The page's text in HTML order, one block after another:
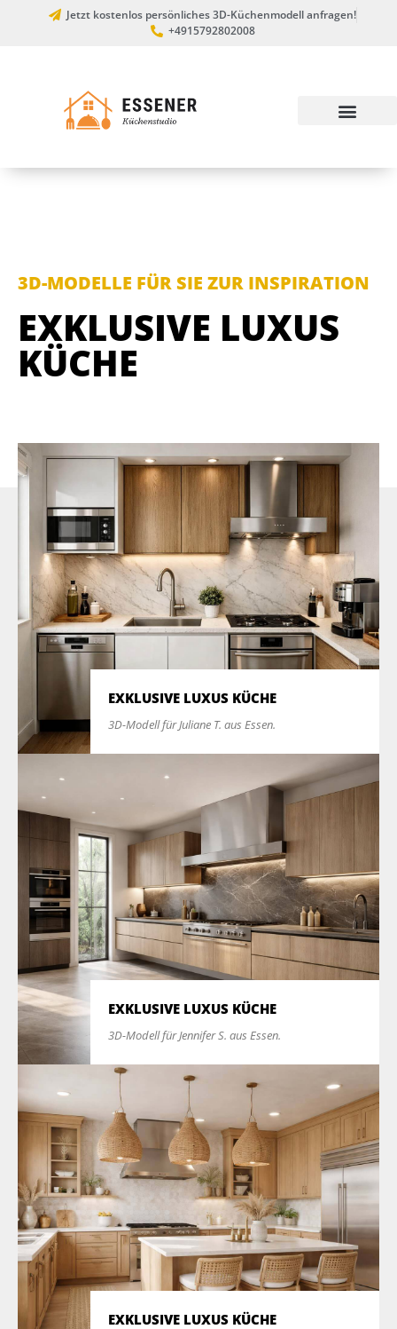
Jetzt kostenlos persönliches 3D-Küchenmodell anfragen!
+4915792802008
3D-MODELLE FÜR SIE ZUR INSPIRATION
EXKLUSIVE LUXUS
KÜCHE
EXKLUSIVE LUXUS KÜCHE
3D-Modell für Juliane T. aus Essen.
EXKLUSIVE LUXUS KÜCHE
3D-Modell für Jennifer S. aus Essen.
EXKLUSIVE LUXUS KÜCHE